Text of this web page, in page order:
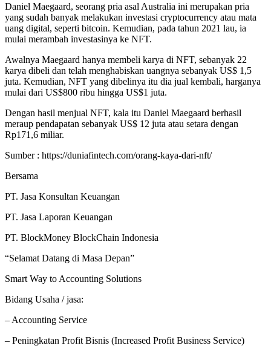
Daniel Maegaard, seorang pria asal Australia ini merupakan pria
yang sudah banyak melakukan investasi cryptocurrency atau mata
uang digital, seperti bitcoin. Kemudian, pada tahun 2021 lau, ia
mulai merambah investasinya ke NFT.
Awalnya Maegaard hanya membeli karya di NFT, sebanyak 22
karya dibeli dan telah menghabiskan uangnya sebanyak US$ 1,5
juta. Kemudian, NFT yang dibelinya itu dia jual kembali, harganya
mulai dari US$800 ribu hingga US$1 juta.
Dengan hasil menjual NFT, kala itu Daniel Maegaard berhasil
meraup pendapatan sebanyak US$ 12 juta atau setara dengan
Rp171,6 miliar.
Sumber : https://duniafintech.com/orang-kaya-dari-nft/
Bersama
PT. Jasa Konsultan Keuangan
PT. Jasa Laporan Keuangan
PT. BlockMoney BlockChain Indonesia
“Selamat Datang di Masa Depan”
Smart Way to Accounting Solutions
Bidang Usaha / jasa:
– Accounting Service
– Peningkatan Profit Bisnis (Increased Profit Business Service)